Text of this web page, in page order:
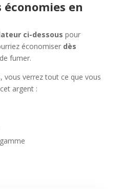
économies en
ci-dessous pour
économiser dès
fumer.
vous verrez tout ce que vous
argent :